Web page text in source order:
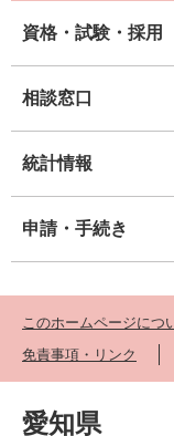
資格・試験・採用
相談窓口
統計情報
申請・手続き
このホームページにつ
免責事項・リンク
愛知県